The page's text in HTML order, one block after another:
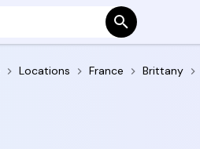
Locations France Brittany